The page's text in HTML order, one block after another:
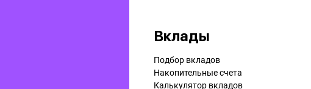
Вклады
Подбор вкладов
Накопительные счета
Калькулятор вкладов